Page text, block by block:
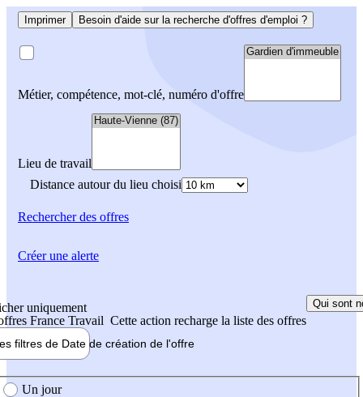
Imprimer Besoin d'aide sur la recherche d'offres d'emploi ?
Métier, compétence, mot-clé, numéro d'offre
Lieu de travail
Distance autour du lieu choisi
Rechercherdes offres
uniquement
France Travail Cette action recharge la liste des offres
Qui sont
filtres de Date de création de l'offre
création de l'offre
Un jour
Créer une alerte